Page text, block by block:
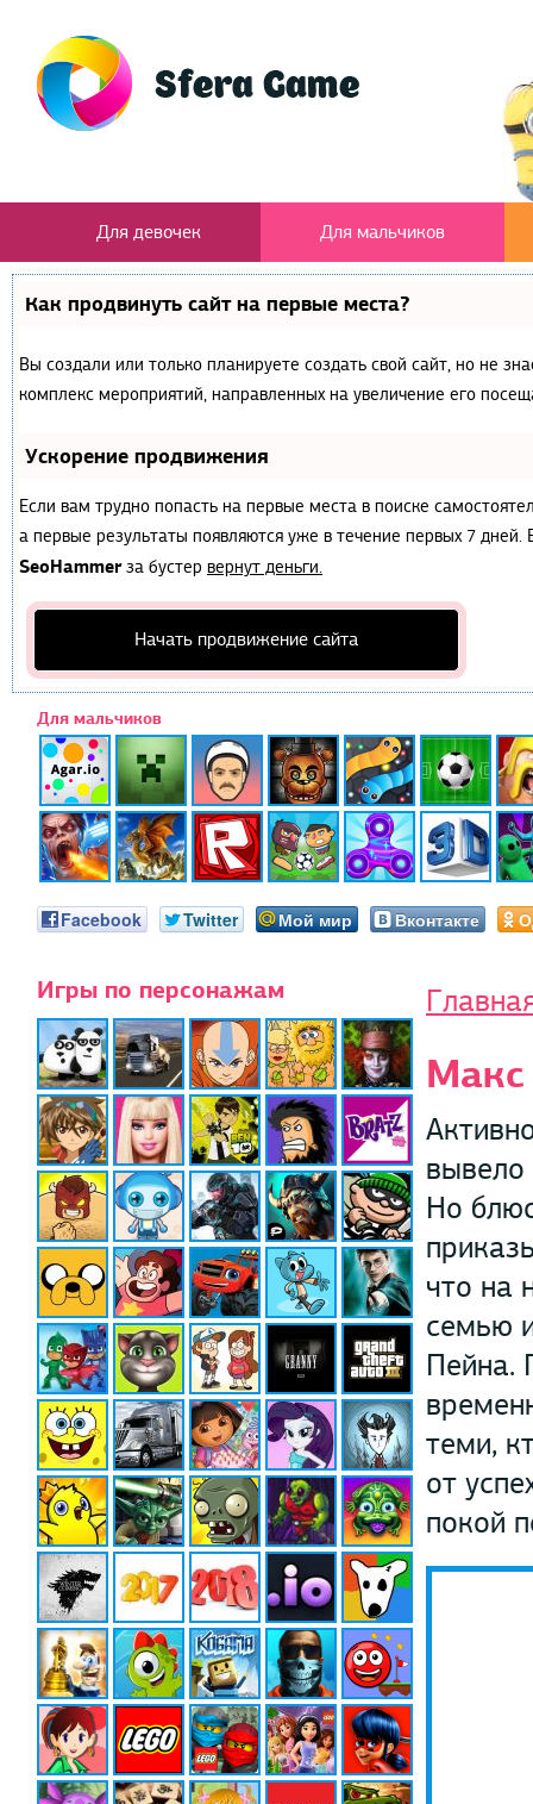
Для девочек Для мальчиков
Как продвинуть сайт на первые места?
Вы создали или только планируете создать свой сайт, но не
комплекс мероприятий, направленных на увеличение его
Ускорение продвижения
Если вам трудно попасть на первые места в поиске
а первые результаты появляются уже в течение первых 7
SeoHammerза бустер вернут деньги.
Начать продвижение сайта
Для мальчиков
Facebook Twitter Мой мир Вконтакте
Игры по персонажам
Макс
вывело
Но
что на
семью
Пейна.
теми,
от
покой